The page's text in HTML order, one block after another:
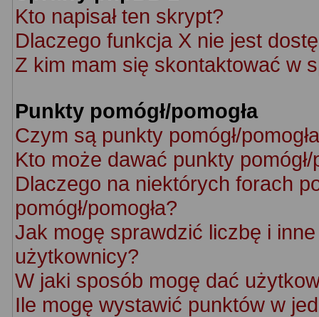
Kto napisał ten skrypt?
Dlaczego funkcja X nie jest
Z kim mam się skontaktować w
Punkty pomógł/pomogła
Czym są punkty pomógł/
Kto może dawać punkty pomógł/
Dlaczego na niektórych forach
pomógł/pomogła?
Jak mogę sprawdzić liczbę i
użytkownicy?
W jaki sposób mogę dać
Ile mogę wystawić punktów w